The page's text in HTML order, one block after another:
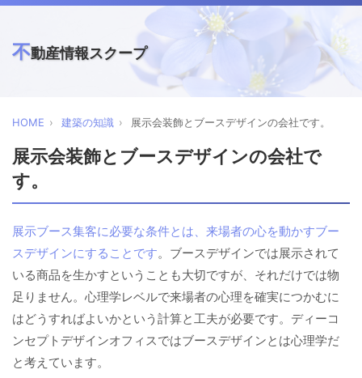
不動産情報スクープ
HOME 建築の知識 展示会装飾とブースデザインの会社です。
展示会装飾とブースデザインの会社で
す。
展示ブース集客に必要な条件とは、来場者の心を動かすブー
スデザインにすることです。ブースデザインでは展示されて
いる商品を生かすということも大切ですが、それだけでは物
足りません。心理学レベルで来場者の心理を確実につかむに
はどうすればよいかという計算と工夫が必要です。ディーコ
ンセプトデザインオフィスではブースデザインとは心理学だ
と考えています。